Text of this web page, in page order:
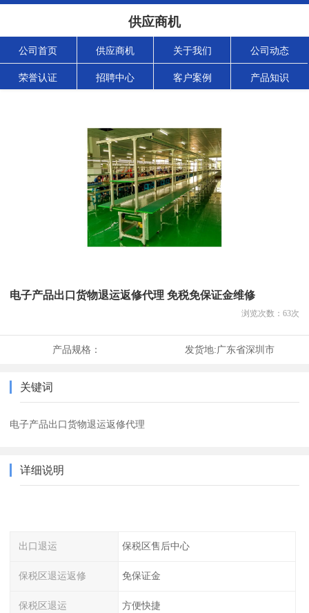
供应商机
公司首页 供应商机 关于我们 公司动态
荣誉认证 招聘中心 客户案例 产品知识
电子产品出口货物退运返修代理 免税免保证金维修
浏览次数： 63次
产品规格： 发货地:广东省深圳市
关键词
电子产品出口货物退运返修代理
详细说明
出口退运 保税区售后中心
保税区退运返修 免保证金
保税区退运 方便快捷